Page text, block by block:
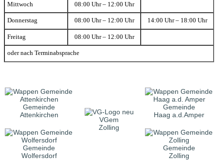
Mittwoch 08:00 Uhr – 12:00 Uhr
Donnerstag 08:00 Uhr – 12:00 Uhr 14:00 Uhr – 18:00 Uhr
Freitag 08:00 Uhr – 12:00 Uhr
oder nach Terminabsprache
Gemeinde
Attenkirchen
VGem
Zolling
Gemeinde
Haag a.d.Amper
Gemeinde
Wolfersdorf
Gemeinde
Zolling